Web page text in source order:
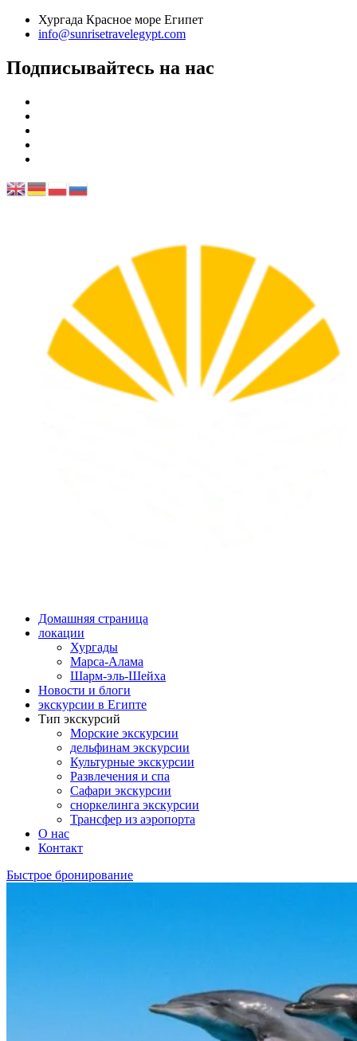
Хургада Красное море Египет
info@sunrisetravelegypt.com
Подписывайтесь на нас
Домашняя страница
локации
Хургады
Марса-Алама
Шарм-эль-Шейха
Новости и блоги
экскурсии в Египте
Тип экскурсий
Морские экскурсии
дельфинам экскурсии
Культурные экскурсии
Развлечения и спа
Сафари экскурсии
сноркелинга экскурсии
Трансфер из аэропорта
О нас
Контакт
Быстрое бронирование